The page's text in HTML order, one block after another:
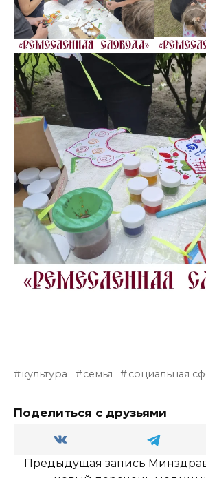
культура семья социальная
Поделиться с друзьями
Предыдущая запись